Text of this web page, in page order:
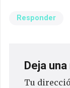
Responder
Deja
Tu